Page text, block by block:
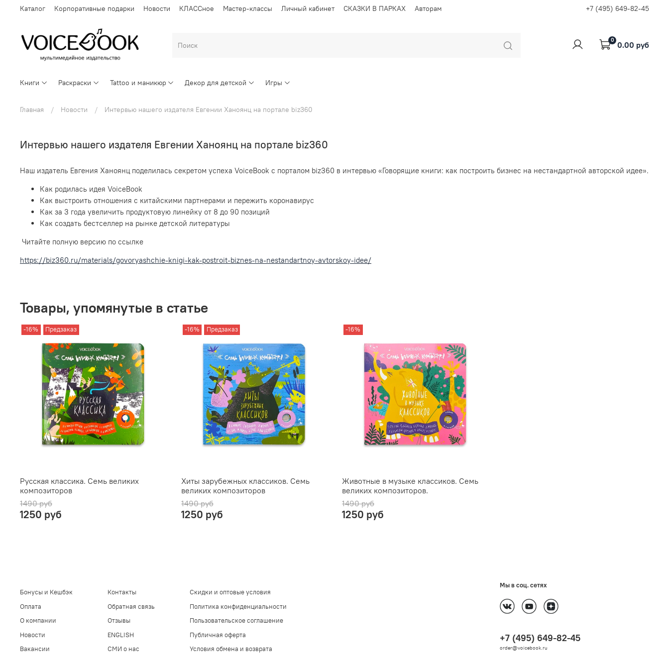
Каталог Корпоративные подарки Новости КЛАССное Мастер-классы Личный кабинет СКАЗКИ В ПАРКАХ Авторам +7 (495) 649-82-45
0 0.00 руб
Книги Раскраски Tattoo и маникюр Декор для детской Игры
Главная Новости Интервью нашего издателя Евгении Ханоянц на портале biz360
Интервью нашего издателя Евгении Ханоянц на портале biz360
Наш издатель Евгения Ханоянц поделилась секретом успеха VoiceBook с порталом biz360 в интервью «Говорящие книги: как построить бизнес на нестандартной авторской идее».
Как родилась идея VoiceBook
Как выстроить отношения с китайскими партнерами и пережить коронавирус
Как за 3 года увеличить продуктовую линейку от 8 до 90 позиций
Как создать бестселлер на рынке детской литературы
Читайте полную версию по ссылке
https://biz360.ru/materials/govoryashchie-knigi-kak-postroit-biznes-na-nestandartnoy-avtorskoy-idee/
Товары, упомянутые в статье
-16% Предзаказ
Русская классика. Семь великих
композиторов
1490 руб
1250 руб
-16% Предзаказ
Хиты зарубежных классиков. Семь
великих композиторов
1490 руб
1250 руб
-16%
Животные в музыке классиков. Семь
великих композиторов.
1490 руб
1250 руб
Бонусы и Кешбэк
Оплата
О компании
Новости
Вакансии
Контакты
Обратная связь
Отзывы
ENGLISH
СМИ о нас
Скидки и оптовые условия
Политика конфиденциальности
Пользовательское соглашение
Публичная оферта
Условия обмена и возврата
Мы в соц. сетях
+7 (495) 649-82-45
order@voicebook.ru